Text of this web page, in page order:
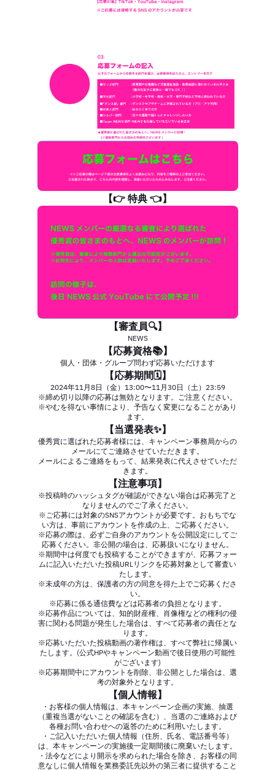
【👉 特典 👈】
【審査員🔍】
NEWS
【応募資格📚】
個人・団体・グループ問わず応募いただけます
【応募期間🗓️】
2024年11月8日（金）13:00〜11月30日（土）23:59
※締め切り以降の応募は無効となります。ご注意ください。
※やむを得ない事情により、予告なく変更になることがあり
ます。
【当選発表✨】
優秀賞に選ばれた応募者様には、キャンペーン事務局からの
メールにてご連絡させていただきます。
メールによるご連絡をもって、結果発表に代えさせていただ
きます。
【注意事項】
※投稿時のハッシュタグが確認ができない場合は応募完了と
なりませんのでご了承ください。
※ご応募には対象のSNSアカウントが必要です。おもちでな
い方は、事前にアカウントを作成の上、ご応募ください。
※応募の際は、必ずご自身のアカウントを公開設定にしてご
応募ください。非公開の場合は、応募扱いになりません。
※期間中は何度でも投稿することができますが、応募フォー
ムに記入いただいた投稿URLリンクを応募対象として審査い
たします。
※未成年の方は、保護者の方の同意を得た上でご応募くださ
い。
※応募に係る通信費などは応募者の負担となります。
※応募作品については、知的財産権、肖像権などの権利の侵
害に関わる問題が発生した場合は、すべて応募者の責任とな
ります。
※応募いただいた投稿動画の著作権は、すべて弊社に帰属い
たします。(公式HPやキャンペーン動画で後日使用の可能性
がございます)
※応募期間中にアカウントを削除、非公開とした場合は、選
考の対象外となります。
【個人情報】
・お客様の個人情報は、本キャンペーン企画の実施、抽選
（重複当選がないことの確認を含む）、当選のご連絡および
各種お問い合わせへの返答のために利用いたします。
・ご記入いただいた個人情報（住所、氏名、電話番号等）
は、本キャンペーンの実施後一定期間後に廃棄いたします。
・法令などにより開示を求められた場合を除き、お客様の同
意なしに個人情報を業務委託先以外の第三者に提供すること